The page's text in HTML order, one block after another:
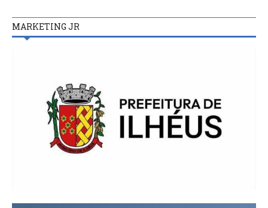
MARKETING JR